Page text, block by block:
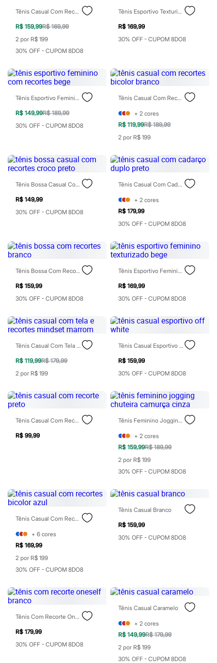
Chinelos
Sandálias
Sapatilhas
Tênis
Marcas
Clock House
Mindset
Yessica
Moda esportiva
Acessórios
Blusas
Tops
Moda íntima
Cintas e Modeladores
Meias
Pijamas
Sutiãs e Tops
Maiôs
Saídas de praia
Personagens
Blusas e Camisetas
Calças
Casacos e Jaquetas
Jeans
Shorts e Saias
Vestidos
Masculino
Em alta
Inverno
Novidades
Roupas
Camisas
Calças
Casacos e Jaquetas
Jeans
Polos
Óculos
Relógios
Botas
Sapatos
Sandálias e Papetes
Tênis
Moda esportiva
Acessórios
Camisetas
Calças
Calçados
Regatas
Cuecas
Meias
Pijamas
Tênis Casual Com Recortes Colorido
R$ 159,99R$ 169,99
2 por R$ 199
30% OFF - CUPOM 8DO8
Tênis Esportivo Texturizado Cinza
R$ 169,99
30% OFF - CUPOM 8DO8
Tênis Esportivo Feminino Com Recortes Bege
R$ 149,99R$ 189,99
30% OFF - CUPOM 8DO8
Tênis Casual Com Recortes Bicolor Branco
+ 2 cores
R$ 119,99R$ 189,99
2 por R$ 199
Tênis Bossa Casual Com Recortes Croco Preto
R$ 149,99
30% OFF - CUPOM 8DO8
Tênis Casual Com Cadarço Duplo Preto
+ 2 cores
R$ 179,99
30% OFF - CUPOM 8DO8
Tênis Bossa Com Recortes Branco
R$ 159,99
30% OFF - CUPOM 8DO8
Tênis Esportivo Feminino Texturizado Bege
R$ 169,99
30% OFF - CUPOM 8DO8
Tênis Casual Com Tela E Recortes Mindset Marrom
R$ 119,99R$ 179,99
2 por R$ 199
Tênis Casual Esportivo Off White
R$ 159,99
30% OFF - CUPOM 8DO8
Tênis Casual Com Recorte Preto
R$ 99,99
Tênis Feminino Jogging Chuteira Camurça Cinza
+ 2 cores
R$ 159,99R$ 189,99
2 por R$ 199
30% OFF - CUPOM 8DO8
Tênis Casual Com Recortes Bicolor Azul
+ 6 cores
R$ 169,99
2 por R$ 199
30% OFF - CUPOM 8DO8
Tênis Casual Branco
R$ 159,99
30% OFF - CUPOM 8DO8
Tênis Com Recorte Oneself Branco
R$ 179,99
30% OFF - CUPOM 8DO8
Tênis Casual Caramelo
+ 2 cores
R$ 149,99R$ 179,99
2 por R$ 199
30% OFF - CUPOM 8DO8